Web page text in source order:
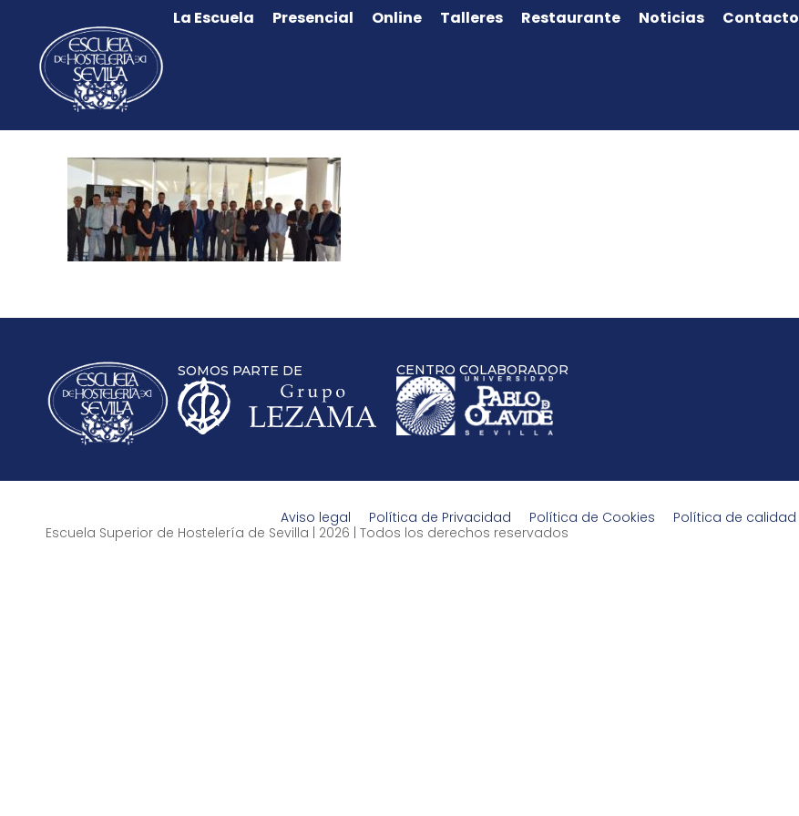
La Escuela Presencial Online Talleres Restaurante Noticias Contacto
SOMOS PARTE DE CENTRO COLABORADOR
Aviso legal Política de Privacidad Política de Cookies Política de calidad
Escuela Superior de Hostelería de Sevilla | 2026 | Todos los derechos reservados